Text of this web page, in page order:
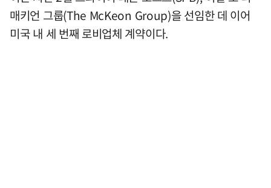
매키언 그룹(The McKeon Group)을 선임한 데 이어
미국 내 세 번째 로비업체 계약이다.